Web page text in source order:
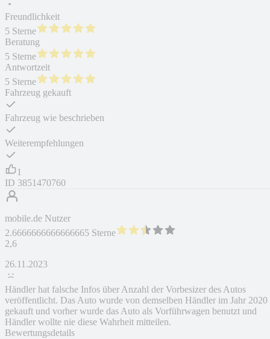
Freundlichkeit
5 Sterne
Beratung
5 Sterne
Antwortzeit
5 Sterne
Fahrzeug gekauft
Fahrzeug wie beschrieben
Weiterempfehlungen
1
ID 3851470760
mobile.de Nutzer
2.6666666666666665 Sterne
2,6
26.11.2023
Händler hat falsche Infos über Anzahl der Vorbesizer des Autos
veröffentlicht. Das Auto wurde von demselben Händler im Jahr 2020
gekauft und vorher wurde das Auto als Vorführwagen benutzt und
Händler wollte nie diese Wahrheit mitteilen.
Bewertungsdetails